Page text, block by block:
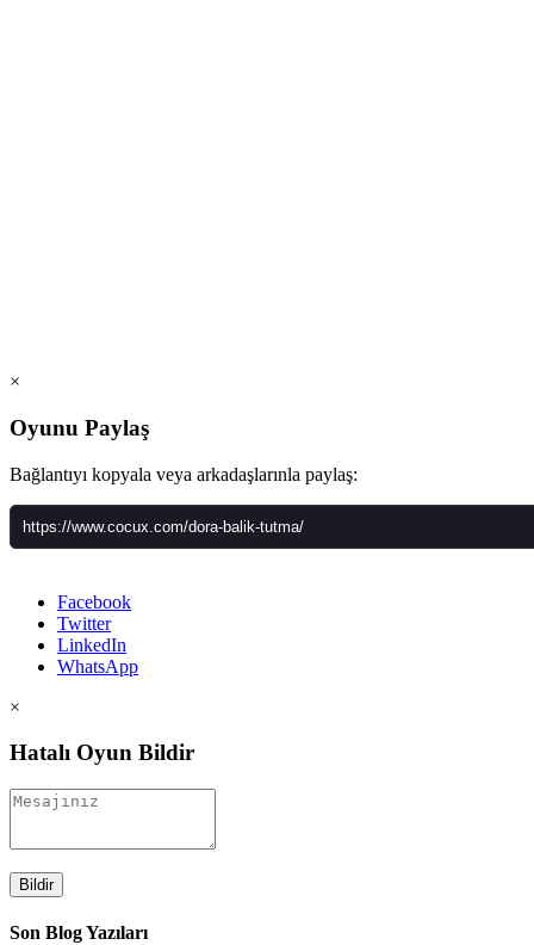
×
Oyunu Paylaş
Bağlantıyı kopyala veya arkadaşlarınla paylaş:
Facebook
Twitter
LinkedIn
WhatsApp
×
Hatalı Oyun Bildir
Bildir
Son Blog Yazıları